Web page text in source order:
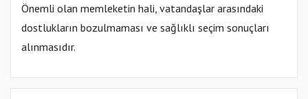
Önemli olan memleketin hali, vatandaşlar arasındaki
dostlukların bozulmaması ve sağlıklı seçim sonuçları
alınmasıdır.